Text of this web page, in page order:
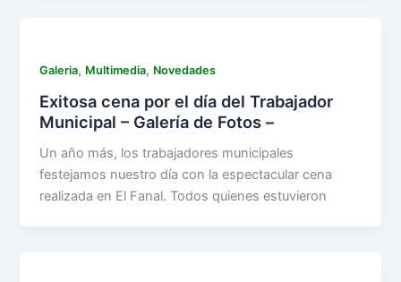
Galeria, Multimedia, Novedades
Exitosa cena por el día del Trabajador
Municipal – Galería de Fotos –
Un año más, los trabajadores municipales
festejamos nuestro día con la espectacular cena
realizada en El Fanal. Todos quienes estuvieron